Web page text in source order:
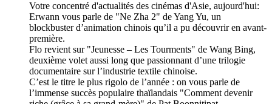
Votre concentré d'actualités des cinémas d'Asie, aujourd'hui:
Erwann vous parle de "Ne Zha 2" de Yang Yu, un
blockbuster d’animation chinois qu’il a pu découvrir en avant-
première.
Flo revient sur "Jeunesse – Les Tourments" de Wang Bing,
deuxième volet aussi long que passionnant d’une trilogie
documentaire sur l’industrie textile chinoise.
C’est le titre le plus rigolo de l’année : on vous parle de
l’immense succès populaire thaïlandais "Comment devenir